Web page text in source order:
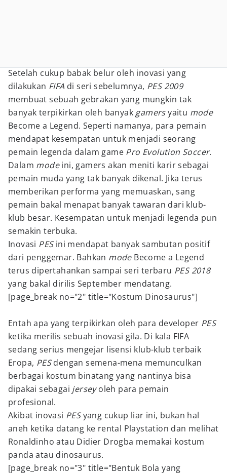
Setelah cukup babak belur oleh inovasi yang
dilakukan FIFA di seri sebelumnya, PES 2009
membuat sebuah gebrakan yang mungkin tak
banyak terpikirkan oleh banyak gamersyaitu mode
Become a Legend. Seperti namanya, para pemain
mendapat kesempatan untuk menjadi seorang
pemain legenda dalam game Pro Evolution Soccer.
Dalam modeini, gamers akan meniti karir sebagai
pemain muda yang tak banyak dikenal. Jika terus
memberikan performa yang memuaskan, sang
pemain bakal menapat banyak tawaran dari klub-
klub besar. Kesempatan untuk menjadi legenda pun
semakin terbuka.
Inovasi PESini mendapat banyak sambutan positif
dari penggemar. Bahkan modeBecome a Legend
terus dipertahankan sampai seri terbaru PES 2018
yang bakal dirilis September mendatang.
[page_break no="2" title="Kostum Dinosaurus"]
Entah apa yang terpikirkan oleh para developer PES
ketika merilis sebuah inovasi gila. Di kala FIFA
sedang serius mengejar lisensi klub-klub terbaik
Eropa, PESdengan semena-mena memunculkan
berbagai kostum binatang yang nantinya bisa
dipakai sebagai jerseyoleh para pemain
profesional.
Akibat inovasi PESyang cukup liar ini, bukan hal
aneh ketika datang ke rental Playstation dan melihat
Ronaldinho atau Didier Drogba memakai kostum
panda atau dinosaurus.
[page_break no="3" title="Bentuk Bola yang